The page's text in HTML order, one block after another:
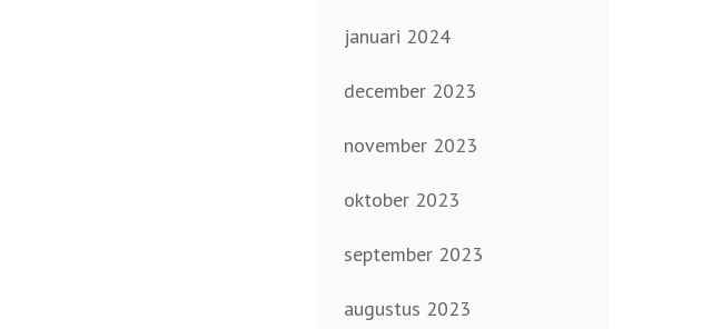
januari 2024
december 2023
november 2023
oktober 2023
september 2023
augustus 2023